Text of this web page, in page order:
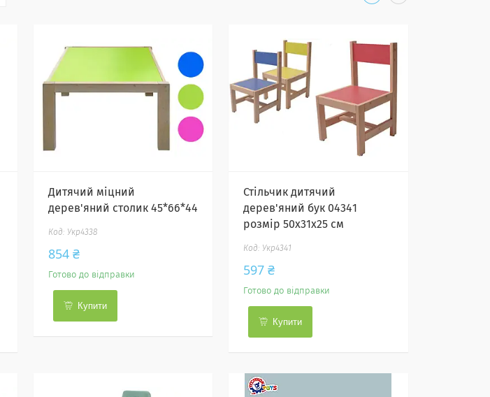
Дитячий міцний
дерев'яний столик 45*66*44
Укр4338
854 ₴
Готово до відправки
Купити
Стільчик дитячий
дерев'яний бук 04341
розмір 50x31x25 см
Укр4341
597 ₴
Готово до відправки
Купити